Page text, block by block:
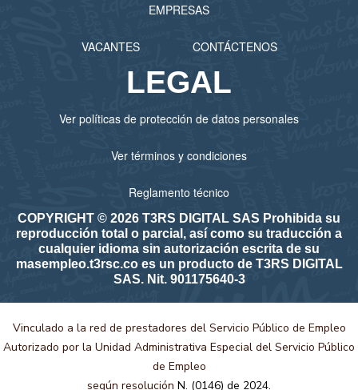
EMPRESAS
VACANTES CONTÁCTENOS
LEGAL
Ver políticas de protección de datos personales
Ver términos y condiciones
Reglamento técnico
COPYRIGHT © 2026 T3RS DIGITAL SAS Prohibida su
reproducción total o parcial, así como su traducción a
cualquier idioma sin autorización escrita de su
masempleo.t3rsc.co es un producto de T3RS DIGITAL
SAS. Nit. 901175640-3
Vinculado a la red de prestadores del Servicio Público de Empleo
Autorizado por la Unidad Administrativa Especial del Servicio Público
de Empleo
según resolución N. (0146) de 2024.